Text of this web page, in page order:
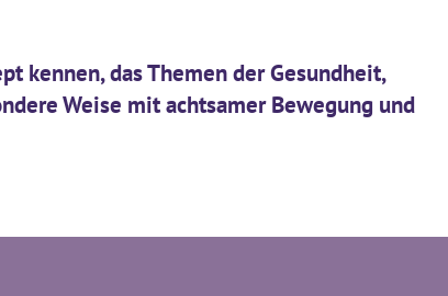
kennen, das Themen der Gesundheit,
Weise mit achtsamer Bewegung und